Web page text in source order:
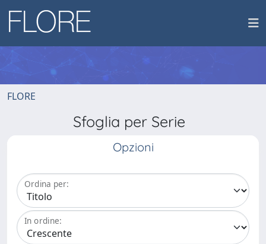
FLORE
Sfoglia per Serie
Opzioni
Ordina per:
In ordine: